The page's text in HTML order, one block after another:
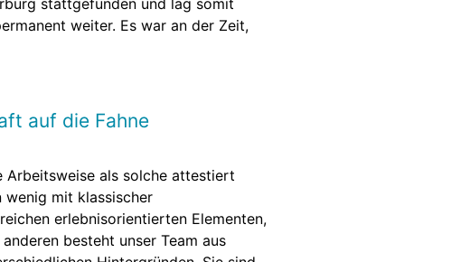
stattgefunden und lag somit
weiter. Es war an der Zeit,
auf die Fahne
Arbeitsweise als solche attestiert
wenig mit klassischer
erlebnisorientierten Elementen,
besteht unser Team aus